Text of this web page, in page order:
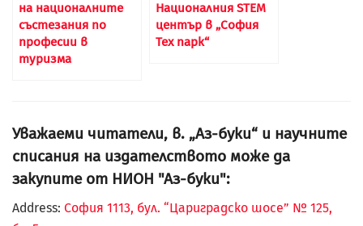
на националните
състезания по
професии в
туризма
Националния STEM
център в „София
Тех парк“
Уважаеми читатели, в. „Аз-буки“ и научните
списания на издателството може да
закупите от НИОН "Аз-буки":
Address: София 1113, бул. “Цариградско шосе” № 125,